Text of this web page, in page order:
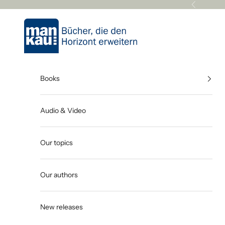
Previous
Mankau Verlag
Books
Audio & Video
Our topics
Our authors
New releases